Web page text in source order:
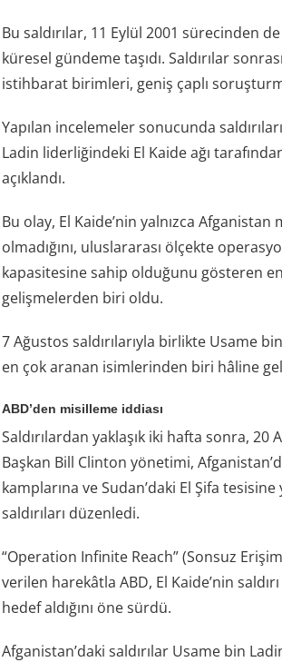
Bu saldırılar, 11 Eylül 2001 sürecinden
küresel gündeme taşıdı. Saldırılar
istihbarat birimleri, geniş çaplı
Yapılan incelemeler sonucunda
Ladin liderliğindeki El Kaide ağı
açıklandı.
Bu olay, El Kaide’nin yalnızca Afganistan
olmadığını, uluslararası ölçekte
kapasitesine sahip olduğunu gösteren
gelişmelerden biri oldu.
7 Ağustos saldırılarıyla birlikte Usame
en çok aranan isimlerinden biri hâline
ABD’den misilleme iddiası
Saldırılardan yaklaşık iki hafta sonra, 20
Başkan Bill Clinton yönetimi,
kamplarına ve Sudan’daki El Şifa
saldırıları düzenledi.
“Operation Infinite Reach” (Sonsuz
verilen harekâtla ABD, El Kaide’nin
hedef aldığını öne sürdü.
Afganistan’daki saldırılar Usame bin